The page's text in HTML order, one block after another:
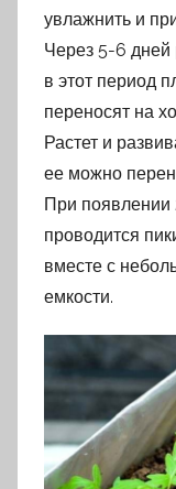
увлажнить и
Через 5-6 дней
в этот период
переносят на
Растет и
ее можно
При появлении
проводится
вместе с
емкости.